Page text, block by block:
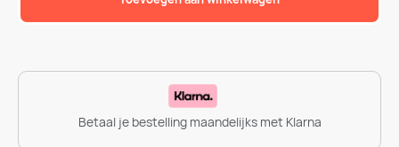
Betaal je bestelling maandelijks met Klarna